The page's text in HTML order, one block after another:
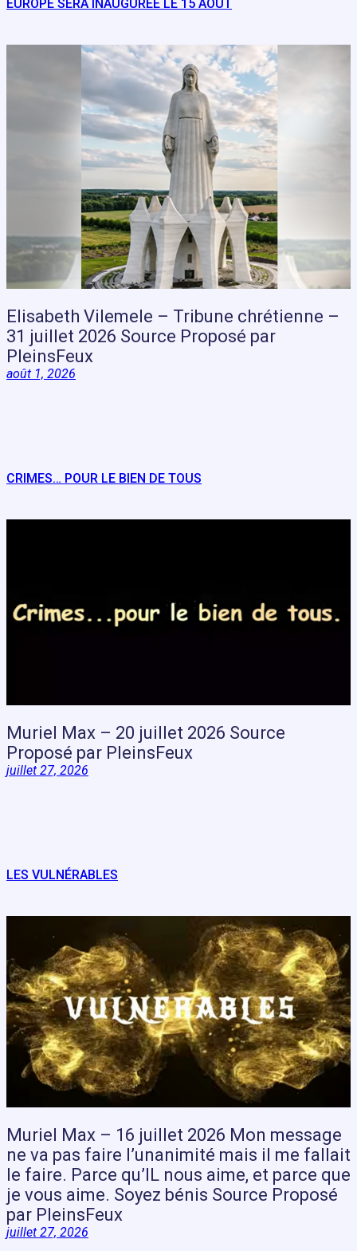
EUROPE SERA INAUGURÉE LE 15 AOÛT
Elisabeth Vilemele – Tribune chrétienne –
31 juillet 2026 Source Proposé par
PleinsFeux
août 1, 2026
CRIMES… POUR LE BIEN DE TOUS
Muriel Max – 20 juillet 2026 Source
Proposé par PleinsFeux
juillet 27, 2026
LES VULNÉRABLES
Muriel Max – 16 juillet 2026 Mon message
ne va pas faire l’unanimité mais il me fallait
le faire. Parce qu’IL nous aime, et parce que
je vous aime. Soyez bénis Source Proposé
par PleinsFeux
juillet 27, 2026